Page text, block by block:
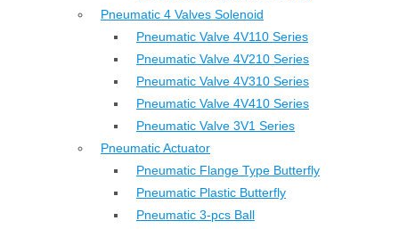
Pneumatic 4 Valves Solenoid
Pneumatic Valve 4V110 Series
Pneumatic Valve 4V210 Series
Pneumatic Valve 4V310 Series
Pneumatic Valve 4V410 Series
Pneumatic Valve 3V1 Series
Pneumatic Actuator
Pneumatic Flange Type Butterfly
Pneumatic Plastic Butterfly
Pneumatic 3-pcs Ball